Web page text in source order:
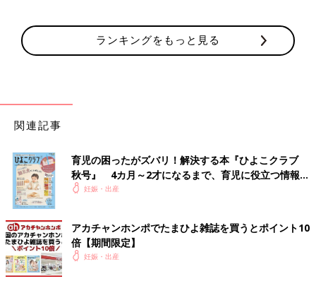
ランキングをもっと見る
関連記事
育児の困ったがズバリ！解決する本『ひよこクラブ
秋号』 4カ月～2才になるまで、育児に役立つ情報が
いっぱい！
妊娠・出産
アカチャンホンポでたまひよ雑誌を買うとポイント10
倍【期間限定】
妊娠・出産